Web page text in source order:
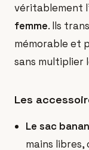
véritablement
femme. Ils
mémorable et
sans multiplier
Les
Le sac
mains libres,